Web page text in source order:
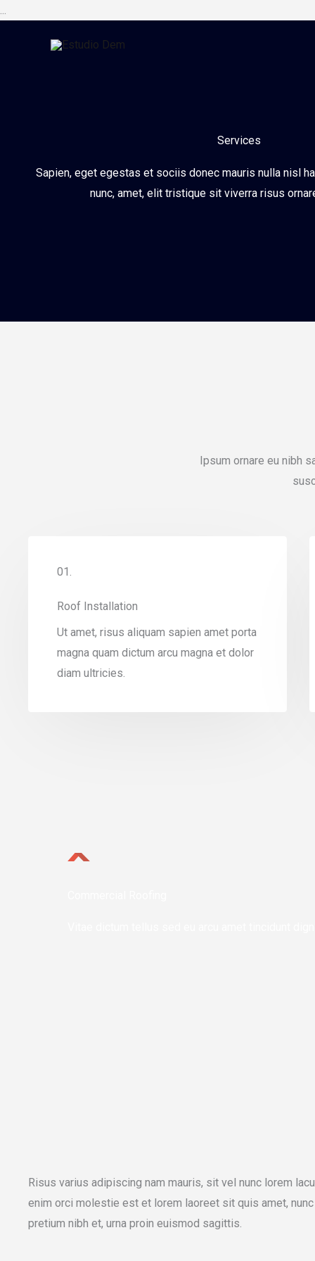
...
contenido
Services
Sapien, eget egestas et sociis donec mauris nulla nisl
nunc, amet, elit tristique sit viverra risus
Ipsum ornare eu nibh
01.
Roof Installation
Ut amet, risus aliquam sapien amet porta
magna quam dictum arcu magna et dolor
diam ultricies.
Risus varius adipiscing nam mauris, sit vel nunc lorem
enim orci molestie est et lorem laoreet sit quis amet,
pretium nibh et, urna proin euismod sagittis.